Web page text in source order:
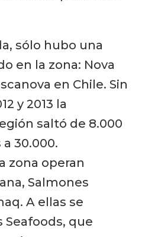
sólo hubo una
en la zona: Nova
en Chile. Sin
y 2013 la
saltó de 8.000
30.000.
zona operan
Salmones
A ellas se
que